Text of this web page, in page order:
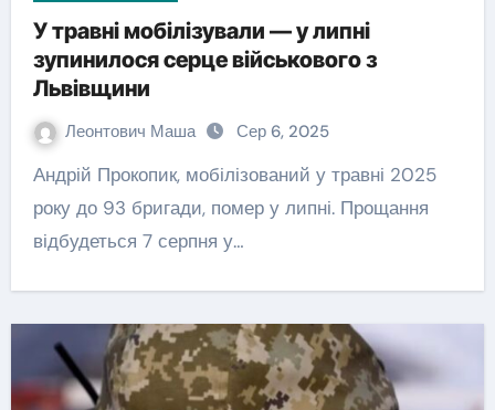
У травні мобілізували — у липні
зупинилося серце військового з
Львівщини
Леонтович Маша Сер 6, 2025
Андрій Прокопик, мобілізований у травні 2025
року до 93 бригади, помер у липні. Прощання
відбудеться 7 серпня у…